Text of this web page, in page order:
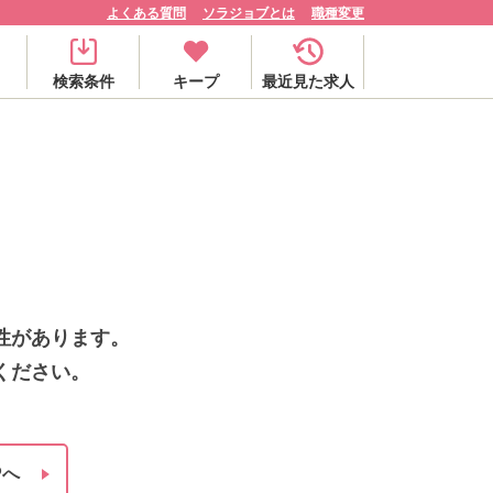
よくある質問 ソラジョブとは 職種変更
検索条件 キープ 最近見た求人
あります。
さい。